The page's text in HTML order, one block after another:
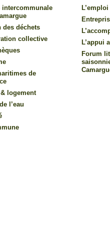
intercommunale
des déchets
collective
de
logement
l’eau
L’emploi
L’appui
Forum